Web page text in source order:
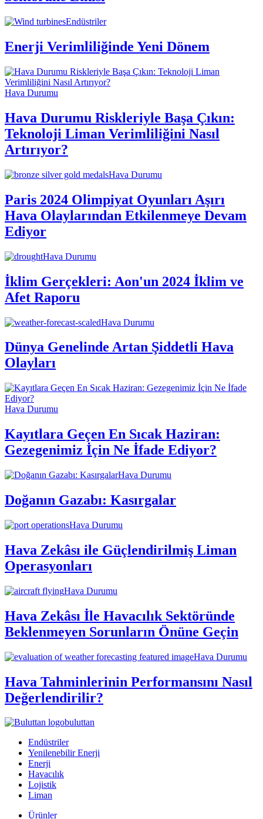
Endüstriler
Enerji Verimliliğinde Yeni Dönem
Hava Durumu
Hava Durumu Riskleriyle Başa Çıkın:
Teknoloji Liman Verimliliğini Nasıl
Artırıyor?
Hava Durumu
Paris 2024 Olimpiyat Oyunları Aşırı
Hava Olaylarından Etkilenmeye Devam
Ediyor
Hava Durumu
İklim Gerçekleri: Aon'un 2024 İklim ve
Afet Raporu
Hava Durumu
Dünya Genelinde Artan Şiddetli Hava
Olayları
Hava Durumu
Kayıtlara Geçen En Sıcak Haziran:
Gezegenimiz İçin Ne İfade Ediyor?
Hava Durumu
Doğanın Gazabı: Kasırgalar
Hava Durumu
Hava Zekâsı ile Güçlendirilmiş Liman
Operasyonları
Hava Durumu
Hava Zekâsı İle Havacılık Sektöründe
Beklenmeyen Sorunların Önüne Geçin
Hava Durumu
Hava Tahminlerinin Performansını Nasıl
Değerlendirilir?
buluttan
Endüstriler
Yenilenebilir Enerji
Enerji
Havacılık
Lojistik
Liman
Ürünler